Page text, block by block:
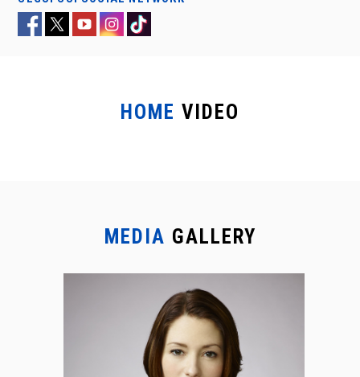
HOME VIDEO
MEDIA GALLERY